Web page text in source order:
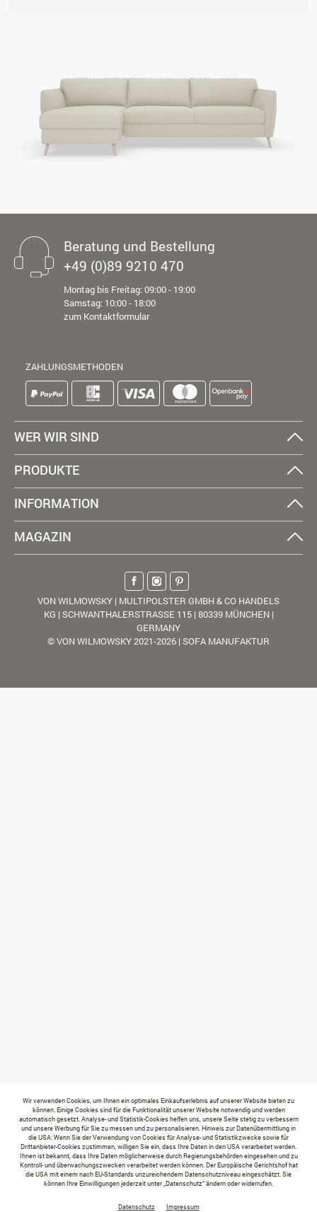
Beratung und Bestellung
+49 (0)89 9210 470
Montag bis Freitag: 09:00 - 19:00
Samstag: 10:00 - 18:00
zum Kontaktformular
ZAHLUNGSMETHODEN
WER WIR SIND
PRODUKTE
INFORMATION
MAGAZIN
VON WILMOWSKY | MULTIPOLSTER GMBH & CO HANDELS
KG | SCHWANTHALERSTRASSE 115 | 80339 MÜNCHEN |
GERMANY
© VON WILMOWSKY 2021-2026 | SOFA MANUFAKTUR
Wir verwenden Cookies, um Ihnen ein optimales Einkaufserlebnis auf unserer Website bieten zu
können. Einige Cookies sind für die Funktionalität unserer Website notwendig und werden
automatisch gesetzt. Analyse- und Statistik-Cookies helfen uns, unsere Seite stetig zu verbessern
und unsere Werbung für Sie zu messen und zu personalisieren. Hinweis zur Datenübermittlung in
die USA: Wenn Sie der Verwendung von Cookies für Analyse- und Statistikzwecke sowie für
Drittanbieter-Cookies zustimmen, willigen Sie ein, dass Ihre Daten in den USA verarbeitet werden.
Ihnen ist bekannt, dass Ihre Daten möglicherweise durch Regierungsbehörden eingesehen und zu
Kontroll- und überwachungszwecken verarbeitet werden können. Der Europäische Gerichtshof hat
die USA mit einem nach EU-Standards unzureichendem Datenschutzniveau eingeschätzt. Sie
können Ihre Einwilligungen jederzeit unter „Datenschutz“ ändern oder widerrufen.
Datenschutz Impressum